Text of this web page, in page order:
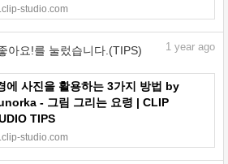
studio.com
아요!를 눌렀습니다.(TIPS) 1 year ago
에 사진을 활용하는 3가지 방법 by
- 그림 그리는 요령 | CLIP
TIPS
studio.com